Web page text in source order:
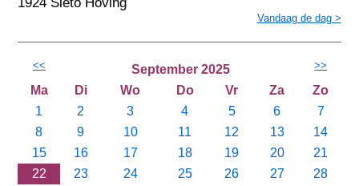
1924 Sieto Hoving
Vandaag de dag >
<< September 2025 >>
Ma Di Wo Do Vr Za
Zo
1
2 3 4 5 6
7
8
9 10 11 12 13
14
15
16 17 18 19 20
21
22
23 24 25 26 27
28